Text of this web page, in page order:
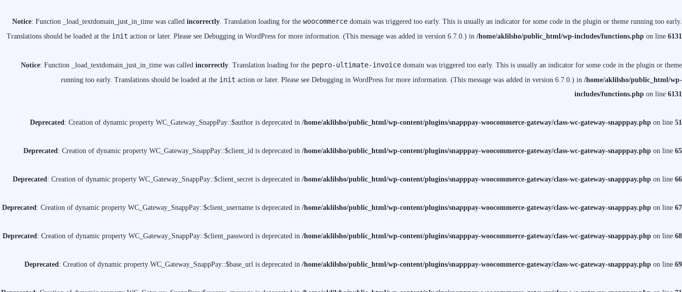
Notice: Function _load_textdomain_just_in_time was called incorrectly. Translation loading for the woocommerce domain was triggered too early. This is usually an indicator for some code in the plugin or theme running too early.
Translations should be loaded at the init action or later. Please see Debugging in WordPress for more information. (This message was added in version 6.7.0.) in /home/aklilsho/public_html/wp-includes/functions.php on line 6131
Notice: Function _load_textdomain_just_in_time was called incorrectly. Translation loading for the pepro-ultimate-invoice domain was triggered too early. This is usually an indicator for some code in the plugin or theme
running too early. Translations should be loaded at the init action or later. Please see Debugging in WordPress for more information. (This message was added in version 6.7.0.) in /home/aklilsho/public_html/wp-
includes/functions.php on line 6131
Deprecated: Creation of dynamic property WC_Gateway_SnappPay::$author is deprecated in /home/aklilsho/public_html/wp-content/plugins/snapppay-woocommerce-gateway/class-wc-gateway-snapppay.php on line 51
Deprecated: Creation of dynamic property WC_Gateway_SnappPay::$client_id is deprecated in /home/aklilsho/public_html/wp-content/plugins/snapppay-woocommerce-gateway/class-wc-gateway-snapppay.php on line 65
Deprecated: Creation of dynamic property WC_Gateway_SnappPay::$client_secret is deprecated in /home/aklilsho/public_html/wp-content/plugins/snapppay-woocommerce-gateway/class-wc-gateway-snapppay.php on line 66
Deprecated: Creation of dynamic property WC_Gateway_SnappPay::$client_username is deprecated in /home/aklilsho/public_html/wp-content/plugins/snapppay-woocommerce-gateway/class-wc-gateway-snapppay.php on line 67
Deprecated: Creation of dynamic property WC_Gateway_SnappPay::$client_password is deprecated in /home/aklilsho/public_html/wp-content/plugins/snapppay-woocommerce-gateway/class-wc-gateway-snapppay.php on line 68
Deprecated: Creation of dynamic property WC_Gateway_SnappPay::$base_url is deprecated in /home/aklilsho/public_html/wp-content/plugins/snapppay-woocommerce-gateway/class-wc-gateway-snapppay.php on line 69